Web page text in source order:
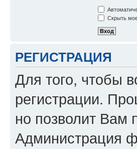
Скрыть
РЕГИСТРАЦИЯ
Для того, чтобы
регистрации.
но позволит Вам
Администрация